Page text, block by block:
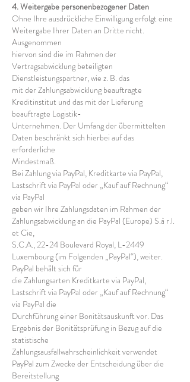
4. Weitergabe personenbezogener Daten
Ohne Ihre ausdrückliche Einwilligung erfolgt eine
Weitergabe Ihrer Daten an Dritte nicht.
Ausgenommen
hiervon sind die im Rahmen der
Vertragsabwicklung beteiligten
Dienstleistungspartner, wie z. B. das
mit der Zahlungsabwicklung beauftragte
Kreditinstitut und das mit der Lieferung
beauftragte Logistik-
Unternehmen. Der Umfang der übermittelten
Daten beschränkt sich hierbei auf das
erforderliche
Mindestmaß.
Bei Zahlung via PayPal, Kreditkarte via PayPal,
Lastschrift via PayPal oder „Kauf auf Rechnung“
via PayPal
geben wir Ihre Zahlungsdaten im Rahmen der
Zahlungsabwicklung an die PayPal (Europe) S.à r.l.
et Cie,
S.C.A., 22-24 Boulevard Royal, L-2449
Luxembourg (im Folgenden „PayPal“), weiter.
PayPal behält sich für
die Zahlungsarten Kreditkarte via PayPal,
Lastschrift via PayPal oder „Kauf auf Rechnung“
via PayPal die
Durchführung einer Bonitätsauskunft vor. Das
Ergebnis der Bonitätsprüfung in Bezug auf die
statistische
Zahlungsausfallwahrscheinlichkeit verwendet
PayPal zum Zwecke der Entscheidung über die
Bereitstellung